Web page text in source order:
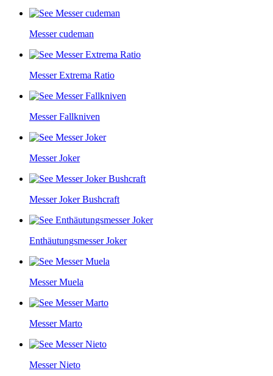
Messer cudeman
Messer Extrema Ratio
Messer Fallkniven
Messer Joker
Messer Joker Bushcraft
Enthäutungsmesser Joker
Messer Muela
Messer Marto
Messer Nieto